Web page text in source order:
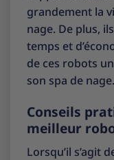
grandement la
nage. De plus,
temps et
de ces robots
son spa de nage.
Conseils
meilleur
Lorsqu’il s’agit